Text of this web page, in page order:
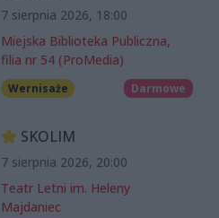
7 sierpnia 2026, 18:00
Miejska Biblioteka Publiczna,
filia nr 54 (ProMedia)
Wernisaże Darmowe
SKOLIM
7 sierpnia 2026, 20:00
Teatr Letni im. Heleny
Majdaniec